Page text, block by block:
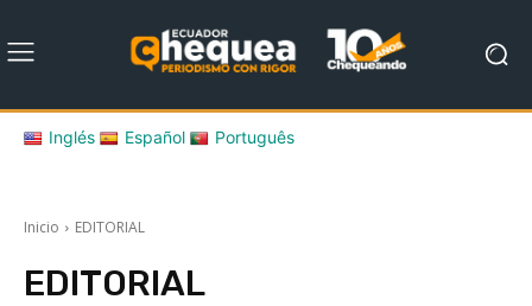
Inglés Español Português
Inicio EDITORIAL
EDITORIAL